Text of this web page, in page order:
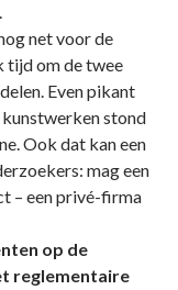
net voor de
tijd om de twee
Even pikant
kunstwerken stond
Ook dat kan een
mag een
– een privé-firma
op de
reglementaire